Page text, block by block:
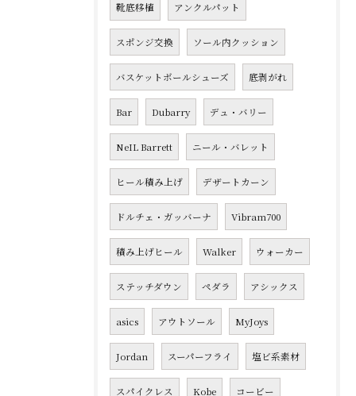
靴底移植 アンクルパット
スポンジ交換 ソール内クッション
バスケットボールシューズ 底剥がれ
Bar Dubarry デュ・バリー
NeIL Barrett ニール・バレット
ヒール積み上げ デザートカーン
ドルチェ・ガッバーナ Vibram700
積み上げヒール Walker ウォーカー
ステッチダウン ペダラ アシックス
asics アウトソール MyJoys
Jordan スーパーフライ 塩ビ系素材
スパイクレス Kobe コービー